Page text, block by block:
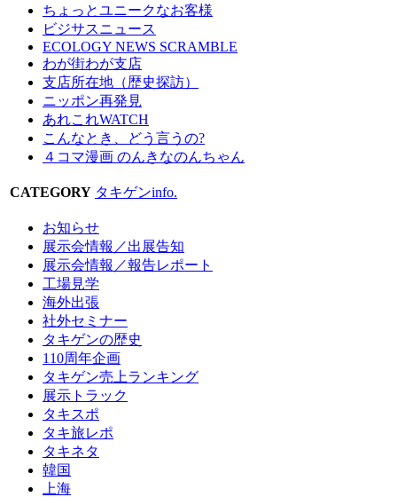
ちょっとユニークなお客様
ビジサスニュース
ECOLOGY NEWS SCRAMBLE
わが街わが支店
支店所在地（歴史探訪）
ニッポン再発見
あれこれWATCH
こんなとき、どう言うの?
４コマ漫画 のんきなのんちゃん
CATEGORY タキゲンinfo.
お知らせ
展示会情報／出展告知
展示会情報／報告レポート
工場見学
海外出張
社外セミナー
タキゲンの歴史
110周年企画
タキゲン売上ランキング
展示トラック
タキスポ
タキ旅レポ
タキネタ
韓国
上海